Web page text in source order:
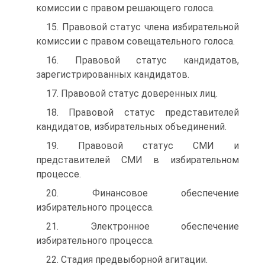
комиссии с правом решающего голоса.
15. Правовой статус члена избирательной
комиссии с правом совещательного голоса.
16. Правовой статус кандидатов,
зарегистрированных кандидатов.
17. Правовой статус доверенных лиц.
18. Правовой статус представителей
кандидатов, избирательных объединений.
19. Правовой статус СМИ и
представителей СМИ в избирательном
процессе.
20. Финансовое обеспечение
избирательного процесса.
21. Электронное обеспечение
избирательного процесса.
22. Стадия предвыборной агитации.